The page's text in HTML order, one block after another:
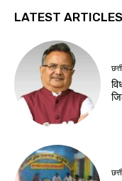
LATEST ARTICLES